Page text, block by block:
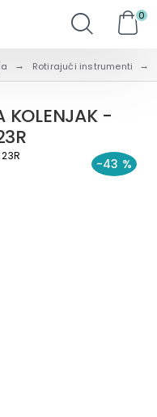
0
Rotirajući instrumenti
KOLENJAK -
-43 %